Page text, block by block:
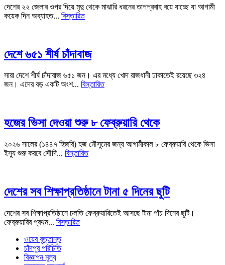
দেশের ২২ জেলার ওপর দিয়ে মৃদু থেকে মাঝারি ধরনের তাপপ্রবাহ বয়ে যাচ্ছে যা আগামী
কয়েক দিন অব্যাহত... বিস্তারিত
দেশে ৬৫১ শীর্ষ চাঁদাবাজ
সারা দেশে শীর্ষ চাঁদাবাজ ৬৫১ জন। এর মধ্যে খোদ রাজধানী ঢাকাতেই রয়েছে ৩২৪
জন। এদের বড় একটি অংশ... বিস্তারিত
হজের ভিসা দেওয়া শুরু ৮ ফেব্রুয়ারি থেকে
২০২৬ সালের (১৪৪৭ হিজরি) হজ মৌসুমের জন্য আগামীকাল ৮ ফেব্রুয়ারি থেকে ভিসা
ইস্যু শুরু করবে সৌদি... বিস্তারিত
দেশের সব শিক্ষাপ্রতিষ্ঠানে টানা ৫ দিনের ছুটি
দেশের সব শিক্ষাপ্রতিষ্ঠানে চলতি ফেব্রুয়ারিতেই আসছে টানা পাঁচ দিনের ছুটি।
ফেব্রুয়ারির প্রথম... বিস্তারিত
ওয়েব বৃত্তান্ত
চাঁদপুর পরিচিতি
বিজ্ঞাপন মুল্য